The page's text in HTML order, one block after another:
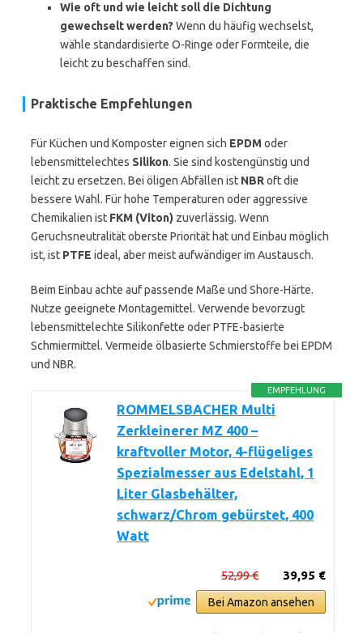
Wie oft und wie leicht soll die Dichtung
gewechselt werden? Wenn du häufig wechselst,
wähle standardisierte O-Ringe oder Formteile, die
leicht zu beschaffen sind.
Praktische Empfehlungen
Für Küchen und Komposter eignen sich EPDModer
lebensmittelechtes Silikon. Sie sind kostengünstig und
leicht zu ersetzen. Bei öligen Abfällen ist NBR oft die
bessere Wahl. Für hohe Temperaturen oder aggressive
Chemikalien ist FKM (Viton) zuverlässig. Wenn
Geruchsneutralität oberste Priorität hat und Einbau möglich
ist, ist PTFE ideal, aber meist aufwändiger im Austausch.
Beim Einbau achte auf passende Maße und Shore-Härte.
Nutze geeignete Montagemittel. Verwende bevorzugt
lebensmittelechte Silikonfette oder PTFE-basierte
Schmiermittel. Vermeide ölbasierte Schmierstoffe bei EPDM
und NBR.
EMPFEHLUNG
ROMMELSBACHER Multi
Zerkleinerer MZ 400 –
kraftvoller Motor, 4-flügeliges
Spezialmesser aus Edelstahl, 1
Liter Glasbehälter,
schwarz/Chrom gebürstet, 400
Watt
39,95 €
52,99 €
Bei Amazon ansehen